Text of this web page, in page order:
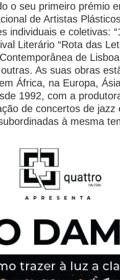
o seu primeiro prémio
de Artistas
individuais e coletivas:
Literário “Rota das
de
As suas obras
África, na Europa,
1992, com a
de concertos de jazz
à mesma